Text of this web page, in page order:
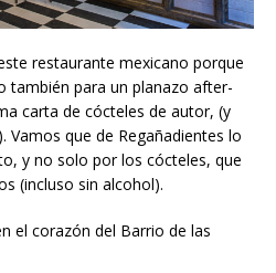
restaurante mexicano porque
también para un planazo after-
carta de cócteles de autor, (y
Vamos que de Regañadientes lo
y no solo por los cócteles, que
(incluso sin alcohol).
el corazón del Barrio de las